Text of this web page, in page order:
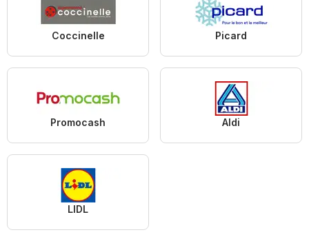
Coccinelle Picard
Promocash Aldi
LIDL